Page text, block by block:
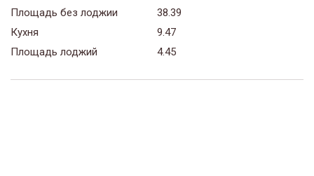
Площадь без лоджии
38.39
Кухня
9.47
Площадь лоджий
4.45